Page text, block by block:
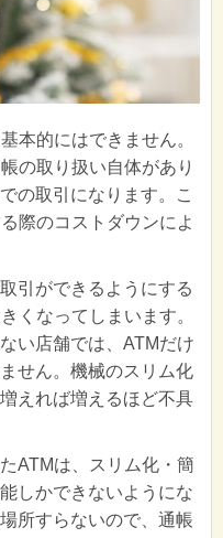
本的にはできません。
の取り扱い自体があり
の取引になります。こ
際のコストダウンによ
引ができるようにする
くなってしまいます。
い店舗では、ATMだけ
せん。機械のスリム化
えれば増えるほど不具
ATMは、スリム化・簡
しかできないようにな
所すらないので、通帳